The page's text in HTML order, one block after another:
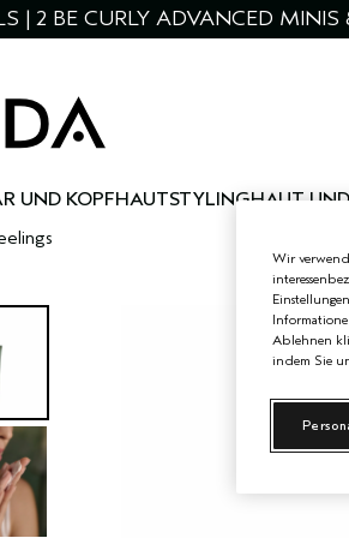
| 2 BE CURLY ADVANCED
UND KOPFHAUTSTYLINGHAUT
Wir
Ablehnen
indem Sie